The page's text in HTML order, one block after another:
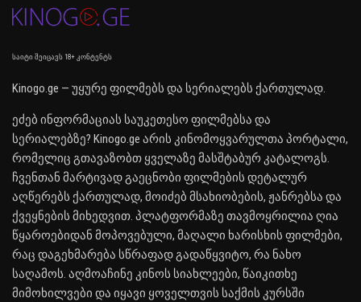
საიტი შეიცავს 18+ კონტენტს
Kinogo.ge — უყურე ფილმებს და სერიალებს ქართულად.
ეძებ ინფორმაციას საუკეთესო ფილმებსა და
სერიალებზე? Kinogo.ge არის კინომოყვარულთა პორტალი,
რომელიც გთავაზობთ ყველაზე მასშტაბურ კატალოგს.
ჩვენთან მარტივად გაეცნობი ფილმების დეტალურ
აღწერებს ქართულად, მოიძებ მსახიობების, ჟანრებსა და
ქვეყნების მიხედვით. პლატფორმაზე თავმოყრილია ღია
წყაროებიდან მოპოვებული, მაღალი ხარისხის ფილმები,
რაც დაგეხმარება სწრაფად გადაწყვიტო, რა ნახო
საღამოს. აღმოაჩინე კინოს სიახლეები, წაიკითხე
მიმოხილვები და იყავი ყოველთვის საქმის კურსში